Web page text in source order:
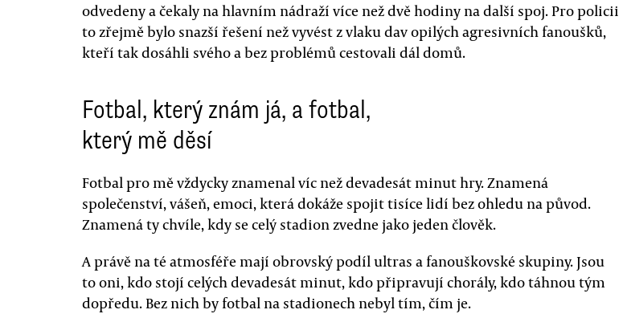
odvedeny a čekaly na hlavním nádraží více než dvě hodiny na další spoj. Pro policii
to zřejmě bylo snazší řešení než vyvést z vlaku dav opilých agresivních fanoušků,
kteří tak dosáhli svého a bez problémů cestovali dál domů.
Fotbal, který znám já, a fotbal,
který mě děsí
Fotbal pro mě vždycky znamenal víc než devadesát minut hry. Znamená
společenství, vášeň, emoci, která dokáže spojit tisíce lidí bez ohledu na původ.
Znamená ty chvíle, kdy se celý stadion zvedne jako jeden člověk.
A právě na té atmosféře mají obrovský podíl ultras a fanouškovské skupiny. Jsou
to oni, kdo stojí celých devadesát minut, kdo připravují chorály, kdo táhnou tým
dopředu. Bez nich by fotbal na stadionech nebyl tím, čím je.